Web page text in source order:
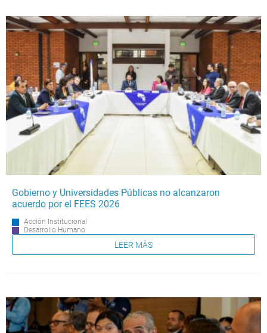
Gobierno y Universidades Públicas no alcanzaron
acuerdo por el FEES 2026
Acción Institucional
Desarrollo Humano
LEER MÁS